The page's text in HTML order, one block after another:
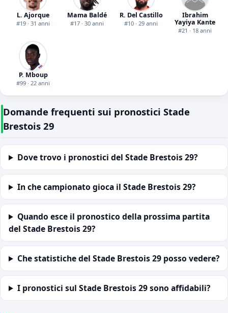
L. Ajorque
#19 · 31 anni
Mama Baldé
#17 · 30 anni
R. Del Castillo
#10 · 29 anni
Ibrahim
Yayiya Kante
#21 · 18 anni
P. Mboup
#99 · 22 anni
Domande frequenti sui pronostici Stade
Brestois 29
Dove trovo i pronostici del Stade Brestois 29?
In che campionato gioca il Stade Brestois 29?
Quando esce il pronostico della prossima partita
del Stade Brestois 29?
Che statistiche del Stade Brestois 29 posso vedere?
I pronostici sul Stade Brestois 29 sono affidabili?